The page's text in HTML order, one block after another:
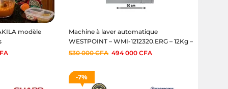
modèle
Machine à laver automatique
WESTPOINT – WMI-1212320.ERG – 12Kg –
06mois
530 000CFA 494 000CFA
7%